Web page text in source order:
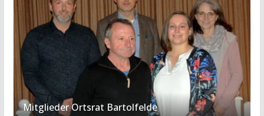
Mitglieder Ortsrat Bartolfelde